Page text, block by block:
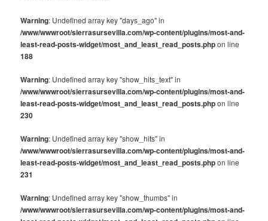
Warning: Undefined array key "days_ago" in
/www/wwwroot/sierrasursevilla.com/wp-content/plugins/most-and-
least-read-posts-widget/most_and_least_read_posts.phpon line
188
Warning: Undefined array key "show_hits_text" in
/www/wwwroot/sierrasursevilla.com/wp-content/plugins/most-and-
least-read-posts-widget/most_and_least_read_posts.phpon line
230
Warning: Undefined array key "show_hits" in
/www/wwwroot/sierrasursevilla.com/wp-content/plugins/most-and-
least-read-posts-widget/most_and_least_read_posts.phpon line
231
Warning: Undefined array key "show_thumbs" in
/www/wwwroot/sierrasursevilla.com/wp-content/plugins/most-and-